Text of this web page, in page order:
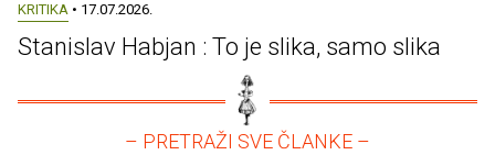
KRITIKA • 17.07.2026.
Stanislav Habjan : To je slika, samo slika
– PRETRAŽI SVE ČLANKE –